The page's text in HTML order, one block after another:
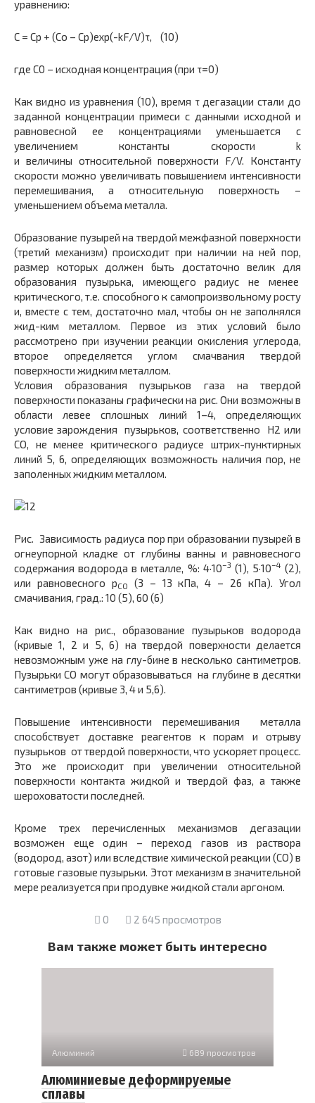
уравнению:
С = Ср + (Со – Ср)exp(-kF/V)τ, (10)
где C0 – исходная концентрация (при τ=0)
Как видно из уравнения (10), время τ дегазации стали до
заданной концентрации примеси с данными исходной и
равновесной ее концентрациями уменьшается с
увеличением константы скорости k
и величины относительной поверхности F/V. Константу
скорости можно увеличивать повышением интенсивности
перемешивания, а относительную поверхность –
уменьшением объема металла.
Образование пузырей на твердой межфазной поверхности
(третий механизм) происходит при наличии на ней пор,
размер которых должен быть достаточно велик для
образования пузырька, имеющего радиус не менее
критического, т.е. способного к самопроизвольному росту
и, вместе с тем, достаточно мал, чтобы он не заполнялся
жид-ким металлом. Первое из этих условий было
рассмотрено при изучении реакции окисления углерода,
второе определяется углом смачвания твердой
поверхности жидким металлом.
Условия образования пузырьков газа на твердой
поверхности показаны графически на рис. Они возможны в
области левее сплошных линий 1–4, определяющих
условие зарождения пузырьков, соответственно H2 или
СО, не менее критического радиусе штрих-пунктирных
линий 5, 6, определяющих возможность наличия пор, не
заполенных жидким металлом.
Рис. Зависимость радиуса пор при образовании пузырей в
огнеупорной кладке от глубины ванны и равновесного
содержания водорода в металле, %: 4·10–3 (1), 5·10–4 (2),
или равновесного рСО
(3 – 13 кПа, 4 – 26 кПа). Угол
смачивания, град.: 10 (5), 60 (6)
Как видно на рис., образование пузырьков водорода
(кривые 1, 2 и 5, 6) на твердой поверхности делается
невозможным уже на глу-бине в несколько сантиметров.
Пузырьки СО могут образовываться на глубине в десятки
сантиметров (кривые 3, 4 и 5,6).
Повышение интенсивности перемешивания металла
способствует доставке реагентов к порам и отрыву
пузырьков от твердой поверхности, что ускоряет процесс.
Это же происходит при увеличении относительной
поверхности контакта жидкой и твердой фаз, а также
шероховатости последней.
Кроме трех перечисленных механизмов дегазации
возможен еще один – переход газов из раствора
(водород, азот) или вследствие химической реакции (СО) в
готовые газовые пузырьки. Этот механизм в значительной
мере реализуется при продувке жидкой стали аргоном.
0 2 645 просмотров
Вам также может быть интересно
Алюминий 689 просмотров
Алюминиевые деформируемые
сплавы